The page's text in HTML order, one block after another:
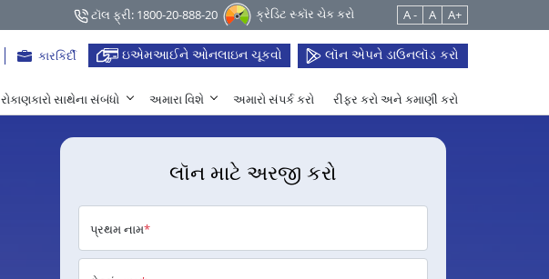
ટૉલ ફ્રી: 1800-20-888-20 ક્રેડિટ સ્કૉર ચેક કરો A - A A+
કારકિર્દી ઇએમઆઈને ઓનલાઇન ચૂકવો લૉન એપને ડાઉનલૉડ કરો
રોકાણકારો સાથેના સંબંધો અમારા વિશે અમારો સંપર્ક કરો રીફર કરો અને કમાણી કરો
લૉન માટે અરજી કરો
પ્રથમ નામ*